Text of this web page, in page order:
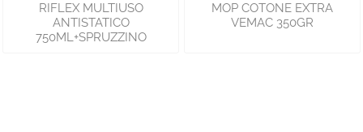
RIFLEX MULTIUSO
ANTISTATICO
750ML+SPRUZZINO
MOP COTONE EXTRA
VEMAC 350GR